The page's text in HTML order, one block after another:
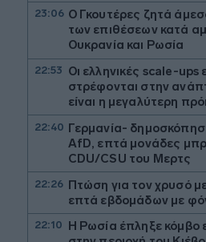
23:06 Ο Γκουτέρες ζητά
των επιθέσεων κατά
Ουκρανία και Ρωσία
22:53 Οι ελληνικές scale-ups
στρέφονται στην
είναι η μεγαλύτερη
22:40 Γερμανία-
AfD, επτά μονάδες
CDU/CSU του Μερτς
22:26 Πτώση για τον χρυσό
επτά εβδομάδων με
22:10
Η Ρωσία έπληξε κόμβο